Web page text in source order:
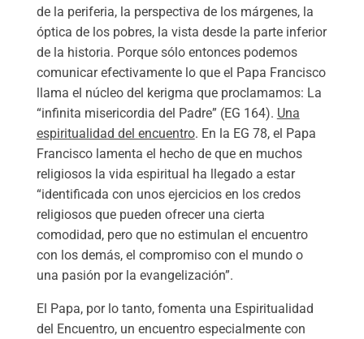
de la periferia, la perspectiva de los márgenes, la
óptica de los pobres, la vista desde la parte inferior
de la historia. Porque sólo entonces podemos
comunicar efectivamente lo que el Papa Francisco
llama el núcleo del kerigma que proclamamos: La
“infinita misericordia del Padre” (EG 164). Una
espiritualidad del encuentro. En la EG 78, el Papa
Francisco lamenta el hecho de que en muchos
religiosos la vida espiritual ha llegado a estar
“identificada con unos ejercicios en los credos
religiosos que pueden ofrecer una cierta
comodidad, pero que no estimulan el encuentro
con los demás, el compromiso con el mundo o
una pasión por la evangelización”.
El Papa, por lo tanto, fomenta una Espiritualidad
del Encuentro, un encuentro especialmente con